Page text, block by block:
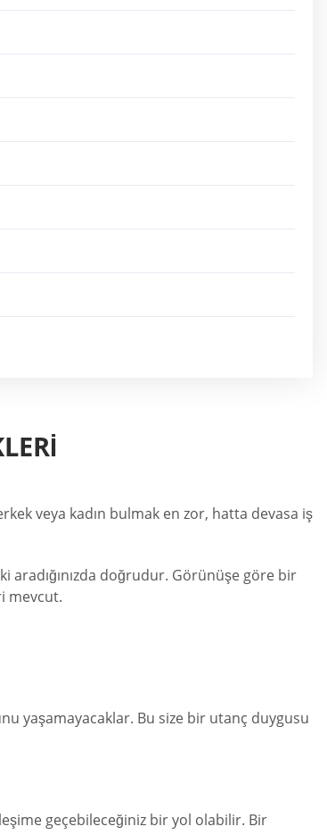
veya kadın bulmak en zor, hatta devasa iş
aradığınızda doğrudur. Görünüşe göre bir
mevcut.
yaşamayacaklar. Bu size bir utanç duygusu
geçebileceğiniz bir yol olabilir. Bir